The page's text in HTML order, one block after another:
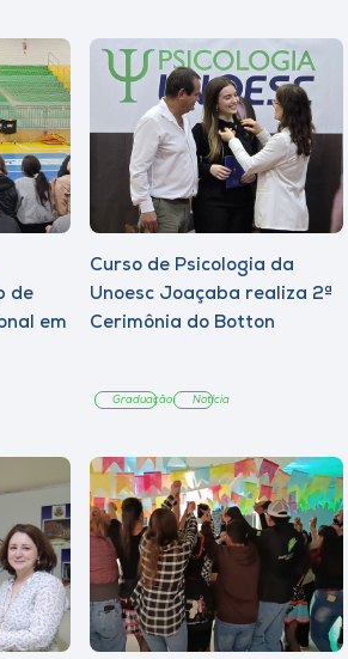
de
em
Curso de Psicologia da
Unoesc Joaçaba realiza 2ª
Cerimônia do Botton
Graduação Notícia